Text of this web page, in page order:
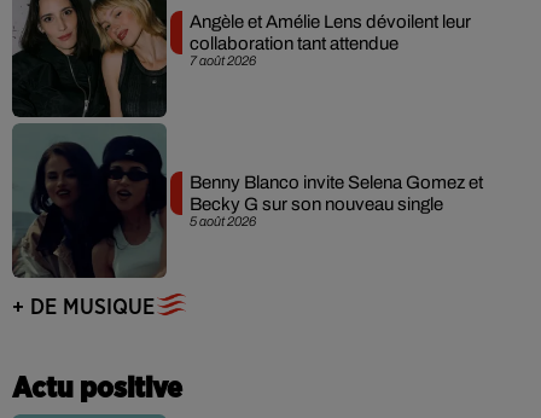
7 août 2026
Angèle et Amélie Lens dévoilent leur
collaboration tant attendue
5 août 2026
Benny Blanco invite Selena Gomez et
Becky G sur son nouveau single
+ DE MUSIQUE
Actu positive